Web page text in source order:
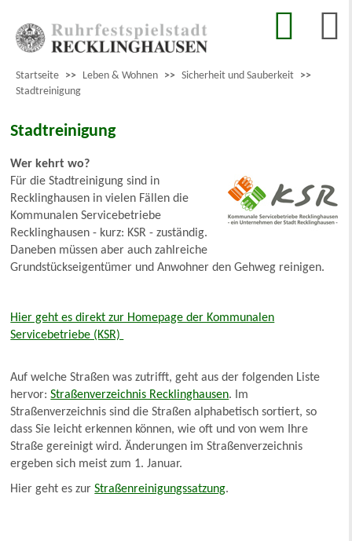
Startseite >> Leben & Wohnen >> Sicherheit und Sauberkeit >>
Stadtreinigung
Stadtreinigung
Wer kehrt wo?
Für die Stadtreinigung sind in
Recklinghausen in vielen Fällen die
Kommunalen Servicebetriebe
Recklinghausen - kurz: KSR - zuständig.
Daneben müssen aber auch zahlreiche
Grundstückseigentümer und Anwohner den Gehweg reinigen.
Hier geht es direkt zur Homepage der Kommunalen
Servicebetriebe (KSR)
Auf welche Straßen was zutrifft, geht aus der folgenden Liste
hervor:Straßenverzeichnis Recklinghausen. Im
Straßenverzeichnis sind die Straßen alphabetisch sortiert, so
dass Sie leicht erkennen können, wie oft und von wem Ihre
Straße gereinigt wird. Änderungen im Straßenverzeichnis
ergeben sich meist zum 1. Januar.
Hier geht es zurStraßenreinigungssatzung.